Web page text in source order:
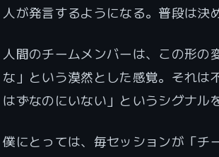
人が発言するようになる。普段は決
人間のチームメンバーは、この形の
な」という漠然とした感覚。それは
はずなのにいない」というシグナル
僕にとっては、毎セッションが「チ